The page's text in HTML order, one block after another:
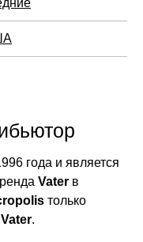
года и является
Vater в
только
Vater.